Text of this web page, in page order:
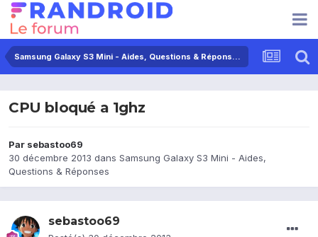
Samsung Galaxy S3 Mini - Aides, Questions & Réponses
CPU bloqué a 1ghz
Par sebastoo69
30 décembre 2013 dans Samsung Galaxy S3 Mini - Aides,
Questions & Réponses
sebastoo69